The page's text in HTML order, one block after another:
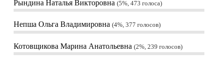
Рындина Наталья Викторовна 5%, 473 голоса
Непша Ольга Владимировна 4%, 377 голосов
Котовщикова Марина Анатольевна 2%, 239 голосов